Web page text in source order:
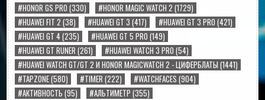
#HONOR GS PRO (330) #HONOR MAGIC WATCH 2 (1729)
#HUAWEI FIT 2 (38) #HUAWEI GT 3 (417) #HUAWEI GT 3 PRO (421)
#HUAWEI GT 4(235) #HUAWEI GT 5 PRO (149)
#HUAWEI GT RUNER (261) #HUAWEI WATCH 3 PRO (54)
#HUAWEI WATCH GT/GT 2 И HONOR MAGICWATCH 2 - ЦИФЕРБЛАТЫ (1441)
#TAPZONE(580) #TIMER (222) #WATCHFACES (904)
#АКТИВНОСТЬ (95) #АЛЬТИМЕТР (355)